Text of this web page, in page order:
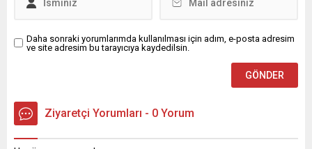
Daha sonraki yorumlarımda kullanılması için adım, e-posta adresim
ve site adresim bu tarayıcıya kaydedilsin.
Ziyaretçi Yorumları - 0 Yorum